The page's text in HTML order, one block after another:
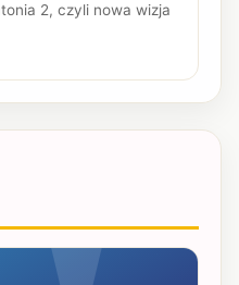
2, czyli nowa wizja